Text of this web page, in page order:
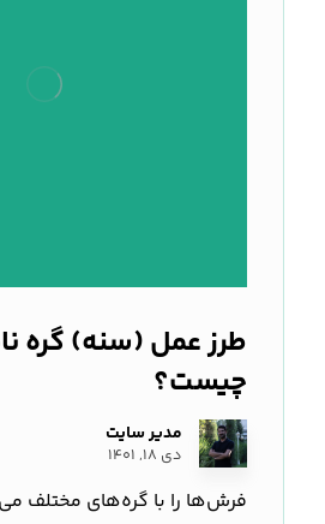
طرز عمل (سنه) گره
چیست؟
مدیر سایت
دی ۱۸, ۱۴۰۱
فرش‌ها را با گره‌های مختلف